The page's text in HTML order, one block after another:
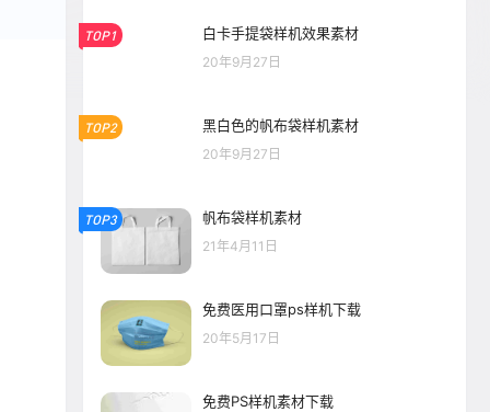
TOP1 白卡手提袋样机效果素材
20年9月27日
TOP2 黑白色的帆布袋样机素材
20年9月27日
TOP3 帆布袋样机素材
21年4月11日
免费医用口罩ps样机下载
20年5月17日
免费PS样机素材下载